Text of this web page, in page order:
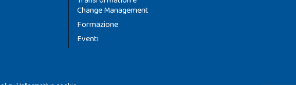
Change Management
Formazione
Eventi